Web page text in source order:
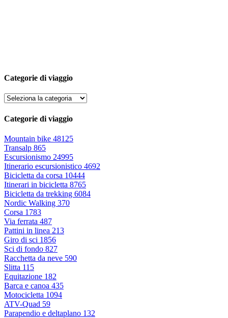
Categorie di viaggio
Categorie di viaggio
Mountain bike 48125
Transalp 865
Escursionismo 24995
Itinerario escursionistico 4692
Bicicletta da corsa 10444
Itinerari in bicicletta 8765
Bicicletta da trekking 6084
Nordic Walking 370
Corsa 1783
Via ferrata 487
Pattini in linea 213
Giro di sci 1856
Sci di fondo 827
Racchetta da neve 590
Slitta 115
Equitazione 182
Barca e canoa 435
Motocicletta 1094
ATV-Quad 59
Parapendio e deltaplano 132